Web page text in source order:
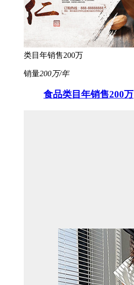
类目年销售200万
销量200万/年
食品类目年销售200万